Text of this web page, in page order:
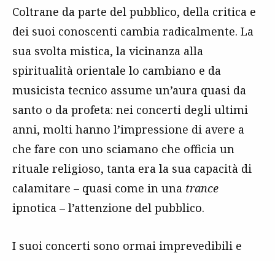
Coltrane da parte del pubblico, della critica e
dei suoi conoscenti cambia radicalmente. La
sua svolta mistica, la vicinanza alla
spiritualità orientale lo cambiano e da
musicista tecnico assume un’aura quasi da
santo o da profeta: nei concerti degli ultimi
anni, molti hanno l’impressione di avere a
che fare con uno sciamano che officia un
rituale religioso, tanta era la sua capacità di
calamitare – quasi come in una trance
ipnotica – l’attenzione del pubblico.
I suoi concerti sono ormai imprevedibili e